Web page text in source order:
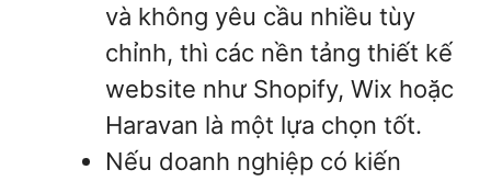
và không yêu cầu nhiều tùy
chỉnh, thì các nền tảng thiết kế
website như Shopify, Wix hoặc
Haravan là một lựa chọn tốt.
Nếu doanh nghiệp có kiến